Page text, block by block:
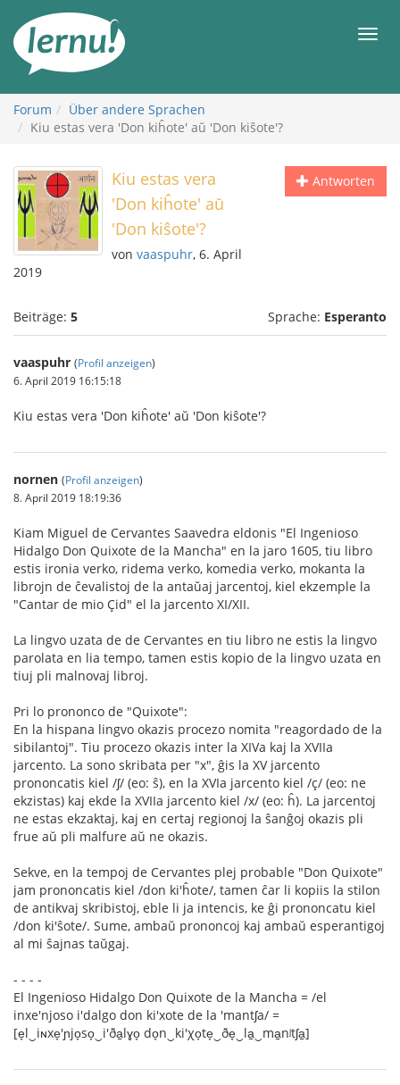
Inhalt
Forum
Über andere Sprachen
Kiu estas vera 'Don kiĥote' aŭ 'Don kiŝote'?
Antworten
Kiu estas vera
'Don kiĥote' aŭ
'Don kiŝote'?
von vaaspuhr, 6. April
2019
Beiträge: 5 Sprache: Esperanto
vaaspuhr (Profil anzeigen)
6. April 2019 16:15:18
Kiu estas vera 'Don kiĥote' aŭ 'Don kiŝote'?
nornen (Profil anzeigen)
8. April 2019 18:19:36
Kiam Miguel de Cervantes Saavedra eldonis "El Ingenioso
Hidalgo Don Quixote de la Mancha" en la jaro 1605, tiu libro
estis ironia verko, ridema verko, komedia verko, mokanta la
librojn de ĉevalistoj de la antaŭaj jarcentoj, kiel ekzemple la
"Cantar de mio Çid" el la jarcento XI/XII.
La lingvo uzata de de Cervantes en tiu libro ne estis la lingvo
parolata en lia tempo, tamen estis kopio de la lingvo uzata en
tiuj pli malnovaj libroj.
Pri lo prononco de "Quixote":
En la hispana lingvo okazis procezo nomita "reagordado de la
sibilantoj". Tiu procezo okazis inter la XIVa kaj la XVIIa
jarcento. La sono skribata per "x", ĝis la XV jarcento
prononcatis kiel /ʃ/ (eo: ŝ), en la XVIa jarcento kiel /ç/ (eo: ne
ekzistas) kaj ekde la XVIIa jarcento kiel /x/ (eo: ĥ). La jarcentoj
ne estas ekzaktaj, kaj en certaj regionoj la ŝanĝoj okazis pli
frue aŭ pli malfure aŭ ne okazis.
Sekve, en la tempoj de Cervantes plej probable "Don Quixote"
jam prononcatis kiel /don ki'ĥote/, tamen ĉar li kopiis la stilon
de antikvaj skribistoj, eble li ja intencis, ke ĝi prononcatu kiel
/don ki'ŝote/. Sume, ambaŭ prononcoj kaj ambaŭ esperantigoj
al mi ŝajnas taŭgaj.
- - - -
El Ingenioso Hidalgo Don Quixote de la Mancha = /el
inxe'njoso i'dalgo don ki'xote de la 'mantʃa/ =
[e̞l‿iɴxe̞'ɲjo̞so̞‿i'ða̠lɣo̞ do̞n‿ki'χo̞te̞‿ðe̞‿la̠‿ma̠nʲtʃa̠]